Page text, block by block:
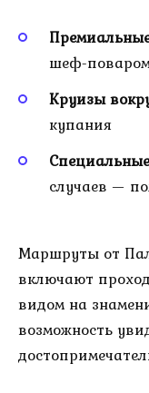
шеф-
Круизы
купания
случаев —
Маршруты от
включают
видом на
возможность